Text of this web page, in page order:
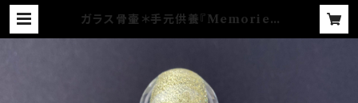
ガラス骨壷＊手元供養『Memories